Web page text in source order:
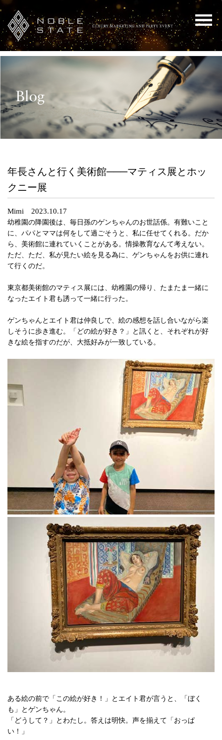
年長さんと行く美術館───マティス展とホッ
クニー展
Mimi 2023.10.17
幼稚園の降園後は、毎日孫のゲンちゃんのお世話係。有難いこと
に、パパとママは何をして過ごそうと、私に任せてくれる。だか
ら、美術館に連れていくことがある。情操教育なんて考えない。
ただ、ただ、私が見たい絵を見る為に、ゲンちゃんをお供に連れ
て行くのだ。
東京都美術館のマティス展には、幼稚園の帰り、たまたま一緒に
なったエイト君も誘って一緒に行った。
ゲンちゃんとエイト君は仲良しで、絵の感想を話し合いながら楽
しそうに歩き進む。「どの絵が好き？」と訊くと、それぞれが好
きな絵を指すのだが、大抵好みが一致している。
ある絵の前で「この絵が好き！」とエイト君が言うと、「ぼく
も」とゲンちゃん。
「どうして？」とわたし。答えは明快。声を揃えて「おっぱ
い！」